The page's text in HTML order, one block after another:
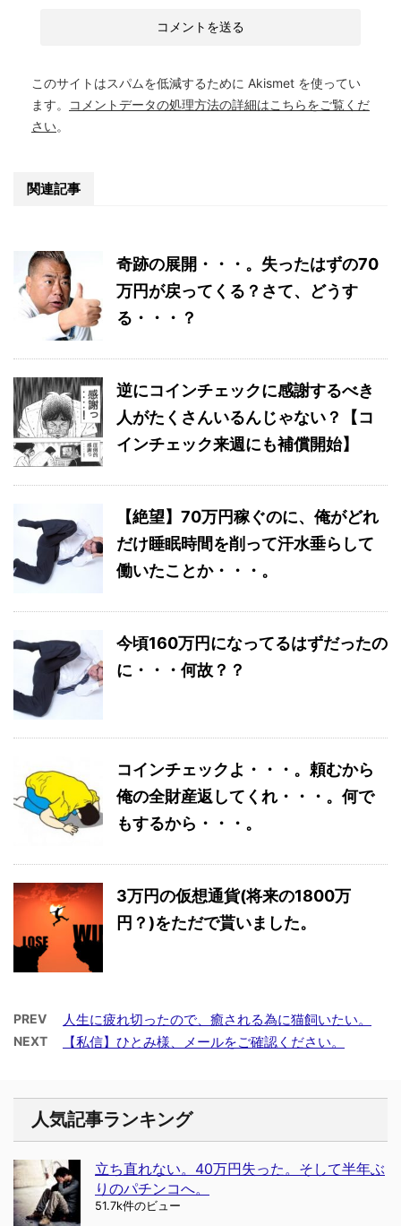
このサイトはスパムを低減するために Akismet を使ってい
ます。
コメントデータの処理方法の詳細はこちらをご覧くだ
さい。
関連記事
奇跡の展開・・・。失ったはずの70
万円が戻ってくる？さて、どうす
る・・・？
逆にコインチェックに感謝するべき
人がたくさんいるんじゃない？【コ
インチェック来週にも補償開始】
【絶望】70万円稼ぐのに、俺がどれ
だけ睡眠時間を削って汗水垂らして
働いたことか・・・。
今頃160万円になってるはずだったの
に・・・何故？？
コインチェックよ・・・。頼むから
俺の全財産返してくれ・・・。何で
もするから・・・。
3万円の仮想通貨(将来の1800万
円？)をただで貰いました。
PREV 人生に疲れ切ったので、癒される為に猫飼いたい。
NEXT 【私信】ひとみ様、メールをご確認ください。
人気記事ランキング
立ち直れない。40万円失った。そして半年ぶ
りのパチンコへ。
51.7k件のビュー